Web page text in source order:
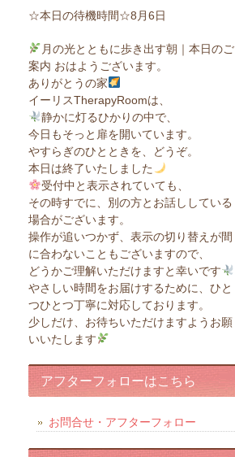
☆本日の待機時間☆8月6日
月の光とともに歩き出す朝｜本日のご
案内 おはようございます。
ありがとうの家
イーリスTherapyRoomは、
静かに灯るひかりの中で、
今日もそっと扉を開いています。
やすらぎのひとときを、どうぞ。
本日は終了いたしました
受付中と表示されていても、
その時すでに、別の方とお話ししている
場合がございます。
操作が追いつかず、表示の切り替えが間
に合わないこともございますので、
どうかご理解いただけますと幸いです
やさしい時間をお届けするために、ひと
つひとつ丁寧に対応しております。
少しだけ、お待ちいただけますようお願
いいたします
アフターフォローはこちら
お問合せ・アフターフォロー